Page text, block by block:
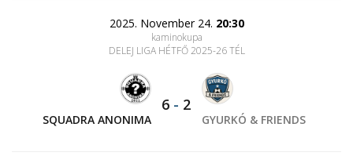
2025. November 24. 20:30
kaminokupa
DELEJ LIGA HÉTFŐ 2025-26 TÉL
SQUADRA ANONIMA
6 - 2
GYURKÓ & FRIENDS